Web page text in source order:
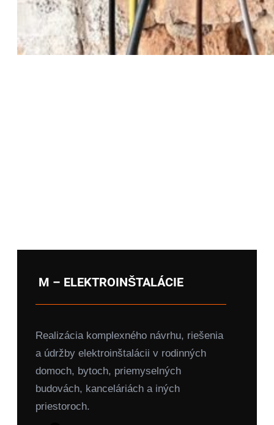
M – ELEKTROINŠTALÁCIE
Realizácia komplexného návrhu, riešenia
a údržby elektroinštalácii v rodinných
domoch, bytoch, priemyselných
budovách, kanceláriách a iných
priestoroch.